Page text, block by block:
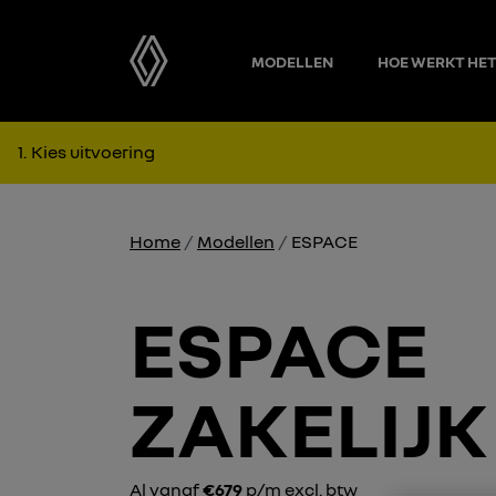
MODELLEN HOE WERKT HET
1 Kies uitvoering
Home Modellen ESPACE
ESPACE
Al vanaf€679 p/m excl. btw